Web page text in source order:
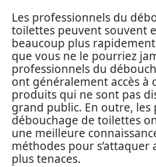
Les professionnels du
toilettes peuvent souvent
beaucoup plus
que vous ne le pourriez
professionnels du
ont généralement accès à
produits qui ne sont pas
grand public. En outre,
débouchage de toilettes
une meilleure
méthodes pour s’attaquer
plus tenaces.